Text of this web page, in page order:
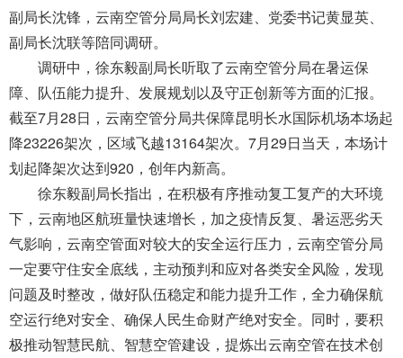
副局长沈锋，云南空管分局局长刘宏建、党委书记黄显英、
副局长沈联等陪同调研。
调研中，徐东毅副局长听取了云南空管分局在暑运保
障、队伍能力提升、发展规划以及守正创新等方面的汇报。
截至7月28日，云南空管分局共保障昆明长水国际机场本场起
降23226架次，区域飞越13164架次。7月29日当天，本场计
划起降架次达到920，创年内新高。
徐东毅副局长指出，在积极有序推动复工复产的大环境
下，云南地区航班量快速增长，加之疫情反复、暑运恶劣天
气影响，云南空管面对较大的安全运行压力，云南空管分局
一定要守住安全底线，主动预判和应对各类安全风险，发现
问题及时整改，做好队伍稳定和能力提升工作，全力确保航
空运行绝对安全、确保人民生命财产绝对安全。同时，要积
极推动智慧民航、智慧空管建设，提炼出云南空管在技术创
明
页
Alt
加
波
浪
键
开
导
式